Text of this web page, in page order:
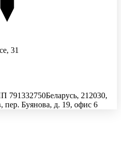
31
791332750Беларусь, 212030,
пер. Буянова, д. 19, офис 6